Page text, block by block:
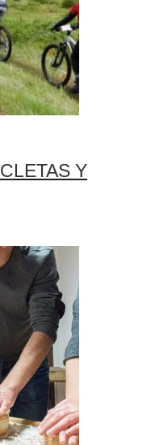
Y